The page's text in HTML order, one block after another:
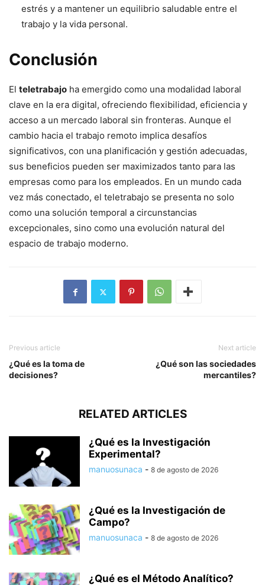
estrés y a mantener un equilibrio saludable entre el
trabajo y la vida personal.
Conclusión
El teletrabajo ha emergido como una modalidad laboral
clave en la era digital, ofreciendo flexibilidad, eficiencia y
acceso a un mercado laboral sin fronteras. Aunque el
cambio hacia el trabajo remoto implica desafíos
significativos, con una planificación y gestión adecuadas,
sus beneficios pueden ser maximizados tanto para las
empresas como para los empleados. En un mundo cada
vez más conectado, el teletrabajo se presenta no solo
como una solución temporal a circunstancias
excepcionales, sino como una evolución natural del
espacio de trabajo moderno.
Previous article
¿Qué es la toma de
decisiones?
Next article
¿Qué son las sociedades
mercantiles?
RELATED ARTICLES
¿Qué es la Investigación
Experimental?
manuosunaca - 8 de agosto de 2026
¿Qué es la Investigación de
Campo?
manuosunaca - 8 de agosto de 2026
¿Qué es el Método Analítico?